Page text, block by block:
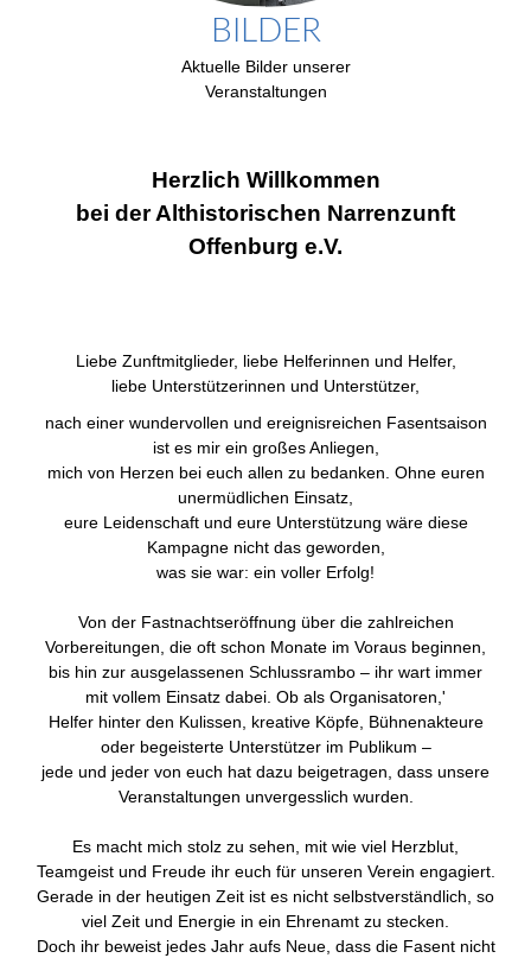
BILDER
Aktuelle Bilder unserer
Veranstaltungen
Herzlich Willkommen
bei der Althistorischen Narrenzunft
Offenburg e.V.
Liebe Zunftmitglieder, liebe Helferinnen und Helfer,
liebe Unterstützerinnen und Unterstützer,
nach einer wundervollen und ereignisreichen Fasentsaison
ist es mir ein großes Anliegen,
mich von Herzen bei euch allen zu bedanken. Ohne euren
unermüdlichen Einsatz,
eure Leidenschaft und eure Unterstützung wäre diese
Kampagne nicht das geworden,
was sie war: ein voller Erfolg!
Von der Fastnachtseröffnung über die zahlreichen
Vorbereitungen, die oft schon Monate im Voraus beginnen,
bis hin zur ausgelassenen Schlussrambo – ihr wart immer
mit vollem Einsatz dabei. Ob als Organisatoren,'
Helfer hinter den Kulissen, kreative Köpfe, Bühnenakteure
oder begeisterte Unterstützer im Publikum –
jede und jeder von euch hat dazu beigetragen, dass unsere
Veranstaltungen unvergesslich wurden.
Es macht mich stolz zu sehen, mit wie viel Herzblut,
Teamgeist und Freude ihr euch für unseren Verein engagiert.
Gerade in der heutigen Zeit ist es nicht selbstverständlich, so
viel Zeit und Energie in ein Ehrenamt zu stecken.
Doch ihr beweist jedes Jahr aufs Neue, dass die Fasent nicht